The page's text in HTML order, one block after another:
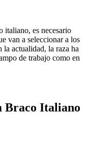
italiano, es necesario
van a seleccionar a los
la actualidad, la raza ha
de trabajo como en
Braco Italiano